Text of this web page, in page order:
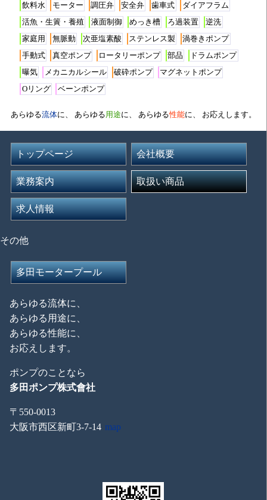
飲料水
モーター 調圧弁 安全弁 歯車式
ダイアフラム
活魚・生簀・養殖
液面制御 めっき槽 ろ過装置
逆洗
家庭用
無脈動 次亜塩素酸 ステンレス製
渦巻きポンプ
手動式
真空ポンプ ロータリーポンプ 部品
ドラムポンプ
曝気
メカニカルシール 破砕ポンプ
マグネットポンプ
Oリング
ベーンポンプ
あらゆる流体に、 あらゆる用途に、 あらゆる性能に、 お応えします。
トップページ 会社概要
業務案内 取扱い商品
求人情報
その他
多田モータープール
あらゆる流体に、
あらゆる用途に、
あらゆる性能に、
お応えします。
ポンプのことなら
多田ポンプ株式會社
〒550-0013
大阪市西区新町3-7-14 map